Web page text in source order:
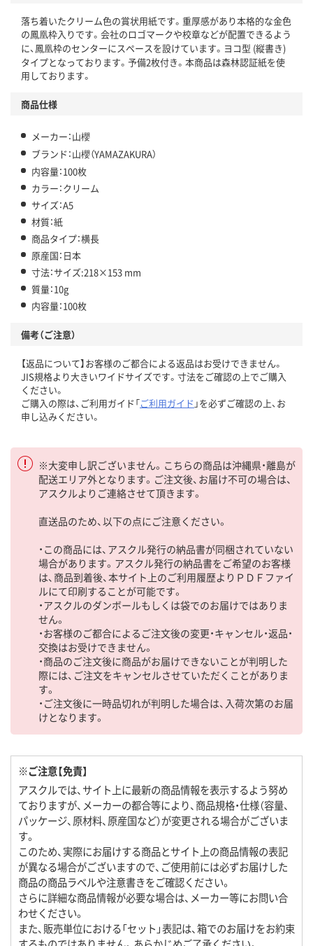
落ち着いたクリーム色の賞状用紙です。重厚感があり本格的な金色
の鳳凰枠入りです。会社のロゴマークや校章などが配置できるよう
に、鳳凰枠のセンターにスペースを設けています。ヨコ型 (縦書き)
タイプとなっております。予備2枚付き。本商品は森林認証紙を使
用しております。
商品仕様
メーカー：山櫻
ブランド：山櫻（YAMAZAKURA）
内容量：100枚
カラー：クリーム
サイズ：A5
材質：紙
商品タイプ：横長
原産国：日本
寸法：サイズ:218×153 mm
質量：10g
内容量：100枚
備考（ご注意）
【返品について】お客様のご都合による返品はお受けできません。
JIS規格より大きいワイドサイズです。寸法をご確認の上でご購入
ください。
ご購入の際は、ご利用ガイド「ご利用ガイド 」を必ずご確認の上、お
申し込みください。
※大変申し訳ございません。こちらの商品は沖縄県・離島が
配送エリア外となります。ご注文後、お届け不可の場合は、
アスクルよりご連絡させて頂きます。
直送品のため、以下の点にご注意ください。
・この商品には、アスクル発行の納品書が同梱されていない
場合があります。アスクル発行の納品書をご希望のお客様
は、商品到着後、本サイト上のご利用履歴よりＰＤＦファイ
ルにて印刷することが可能です。
・アスクルのダンボールもしくは袋でのお届けではありま
せん。
・お客様のご都合によるご注文後の変更・キャンセル・返品・
交換はお受けできません。
・商品のご注文後に商品がお届けできないことが判明した
際には、ご注文をキャンセルさせていただくことがありま
す。
・ご注文後に一時品切れが判明した場合は、入荷次第のお届
けとなります。
※ご注意【免責】
アスクルでは、サイト上に最新の商品情報を表示するよう努め
ておりますが、メーカーの都合等により、商品規格・仕様（容量、
パッケージ、原材料、原産国など）が変更される場合がございま
す。
このため、実際にお届けする商品とサイト上の商品情報の表記
が異なる場合がございますので、ご使用前には必ずお届けした
商品の商品ラベルや注意書きをご確認ください。
さらに詳細な商品情報が必要な場合は、メーカー等にお問い合
わせください。
また、販売単位における「セット」表記は、箱でのお届けをお約束